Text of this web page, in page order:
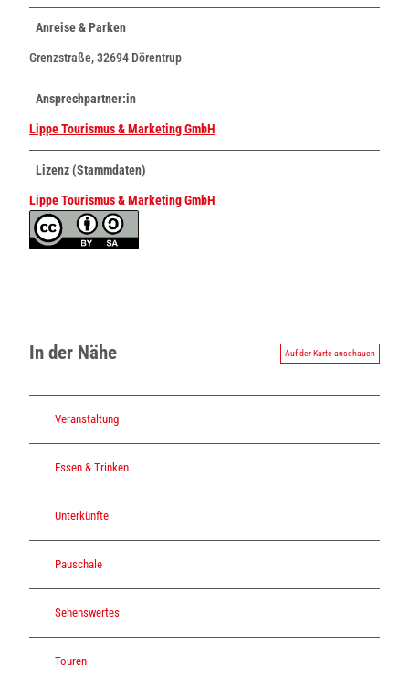
Anreise & Parken
Grenzstraße, 32694 Dörentrup
Ansprechpartner:in
Lippe Tourismus & Marketing GmbH
Lizenz (Stammdaten)
Lippe Tourismus & Marketing GmbH
In der Nähe Auf der Karte anschauen
Veranstaltung
Essen & Trinken
Unterkünfte
Pauschale
Sehenswertes
Touren